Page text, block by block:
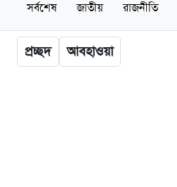
সর্বশেষ জাতীয় রাজনীতি
প্রচ্ছদ আবহাওয়া